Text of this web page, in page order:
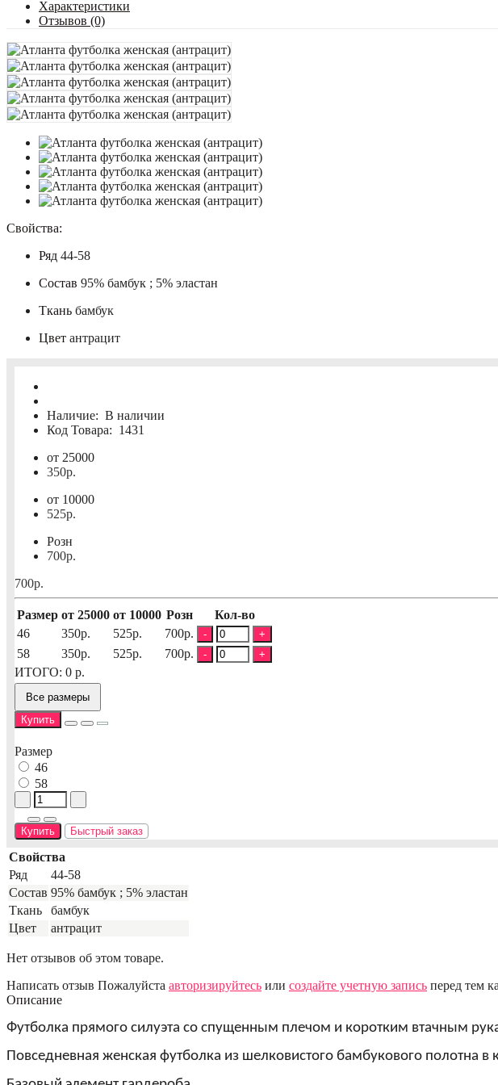
Характеристики
Отзывов (0)
Свойства:
Ряд 44-58
Состав 95% бамбук ; 5% эластан
Ткань бамбук
Цвет антрацит
Наличие: В наличии
Код Товара: 1431
от 25000
350р.
от 10000
525р.
Розн
700р.
700р.
Размер от 25000 от 10000 Розн
Кол-во
46
350р. 525р. 700р. - +
58 350р. 525р. 700р. - +
ИТОГО: 0 р.
Все размеры
Купить
Размер
46
58
Купить Быстрый заказ
Свойства
Ряд
44-58
Состав 95% бамбук ; 5% эластан
Ткань
бамбук
Цвет
антрацит
Нет отзывов об этом товаре.
Написать отзыв Пожалуйста авторизируйтесь или создайте учетную запись перед тем
Описание
Футболка прямого силуэта со спущенным плечом и коротким втачным
Повседневная женская футболка из шелковистого бамбукового полотна в